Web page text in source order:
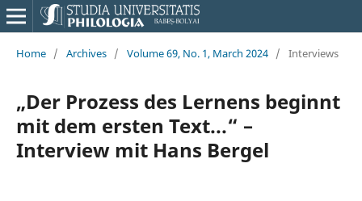
Home / Archives / Volume 69, No. 1, March 2024 / Interviews
„Der Prozess des Lernens beginnt
mit dem ersten Text...“ –
Interview mit Hans Bergel